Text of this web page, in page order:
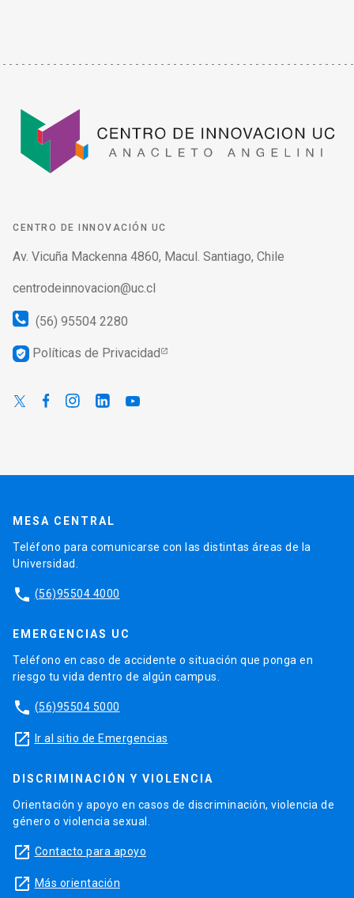
CENTRO DE INNOVACIÓN UC
Av. Vicuña Mackenna 4860, Macul. Santiago, Chile
centrodeinnovacion@uc.cl
(56) 95504 2280
verified_user Políticas de Privacidad
MESA CENTRAL
Teléfono para comunicarse con las distintas áreas de la
Universidad.
phone (56)95504 4000
EMERGENCIAS UC
Teléfono en caso de accidente o situación que ponga en
riesgo tu vida dentro de algún campus.
phone (56)95504 5000
launch Ir al sitio de Emergencias
DISCRIMINACIÓN Y VIOLENCIA
Orientación y apoyo en casos de discriminación, violencia de
género o violencia sexual.
launch Contacto para apoyo
launch Más orientación